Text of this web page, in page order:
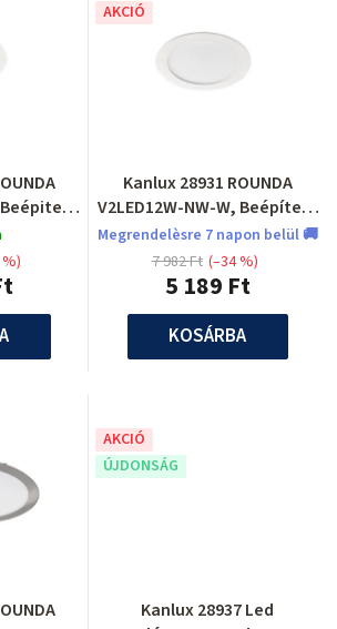
Beépitett
AKCIÓ
Kanlux 28931 ROUNDA
V2LED12W-NW-W, Beépített
pontlámpa
Megrendelèsre 7 napon belül 🚚
5 189 Ft
7 982 Ft (–34 %)
KOSÁRBA
AKCIÓ
ÚJDONSÁG
Kanlux 28937 Led